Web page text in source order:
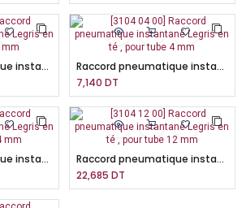
Raccord pneumatique instantané Legris en té , pour tube 6 mm
Raccord pneumatique instantané Legris en té , pour tube 4 mm
7,140 DT
Raccord pneumatique instantané Legris en té , pour tube 14 mm
Raccord pneumatique instantané Legris en té , pour tube 12 mm
22,685 DT